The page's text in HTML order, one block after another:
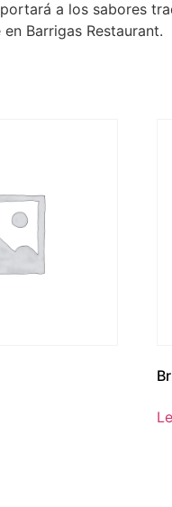
a los sabores
Barrigas Restaurant.